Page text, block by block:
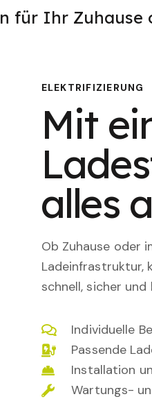
für Ihr Zuhause
ELEKTRIFIZIERUNG
Mit
alles
Ob Zuhause oder
Ladeinfrastruktur,
schnell, sicher
Individuelle
Passende
Installation
Wartungs-